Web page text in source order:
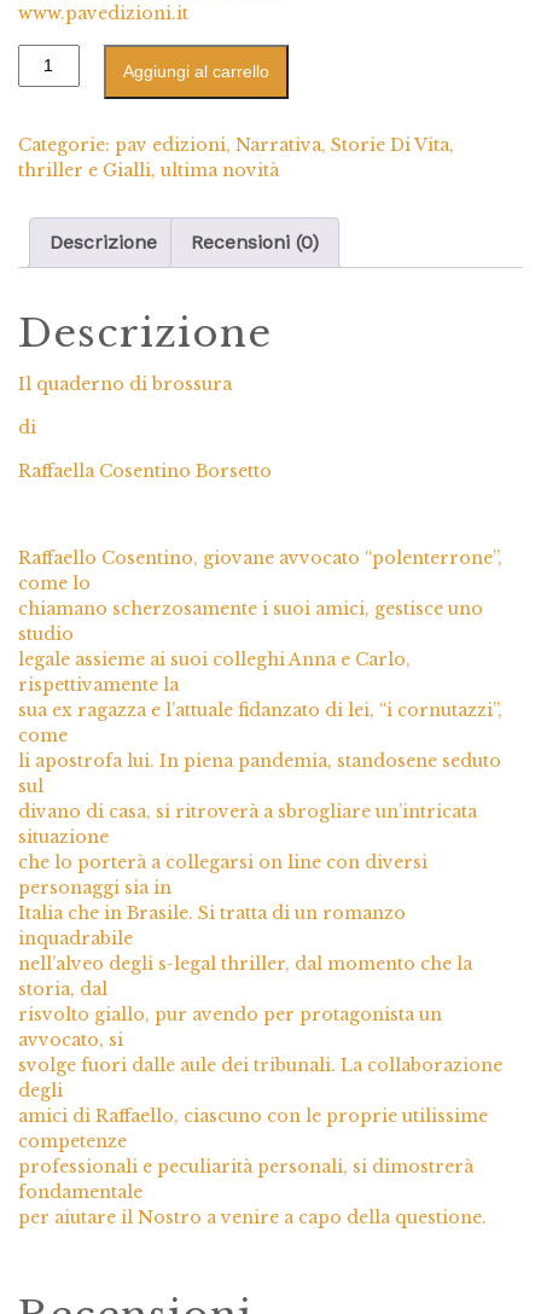
www.pavedizioni.it
Aggiungi al carrello
Categorie: pav edizioni, Narrativa, Storie Di Vita,
thriller e Gialli, ultima novità
Descrizione Recensioni (0)
Descrizione
Il quaderno di brossura
di
Raffaella Cosentino Borsetto
Raffaello Cosentino, giovane avvocato “polenterrone”,
come lo
chiamano scherzosamente i suoi amici, gestisce uno
studio
legale assieme ai suoi colleghi Anna e Carlo,
rispettivamente la
sua ex ragazza e l’attuale fidanzato di lei, “i cornutazzi”,
come
li apostrofa lui. In piena pandemia, standosene seduto
sul
divano di casa, si ritroverà a sbrogliare un’intricata
situazione
che lo porterà a collegarsi on line con diversi
personaggi sia in
Italia che in Brasile. Si tratta di un romanzo
inquadrabile
nell’alveo degli s-legal thriller, dal momento che la
storia, dal
risvolto giallo, pur avendo per protagonista un
avvocato, si
svolge fuori dalle aule dei tribunali. La collaborazione
degli
amici di Raffaello, ciascuno con le proprie utilissime
competenze
professionali e peculiarità personali, si dimostrerà
fondamentale
per aiutare il Nostro a venire a capo della questione.